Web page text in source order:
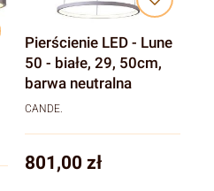
Pierścienie LED - Lune
50 - białe, 29, 50cm,
barwa neutralna
CANDE.
Cena
801,00 zł